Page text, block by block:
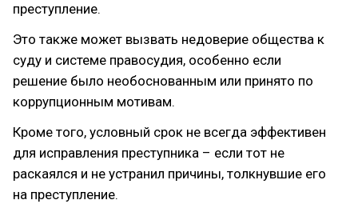
преступление.
Это также может вызвать недоверие общества к
суду и системе правосудия, особенно если
решение было необоснованным или принято по
коррупционным мотивам.
Кроме того, условный срок не всегда эффективен
для исправления преступника – если тот не
раскаялся и не устранил причины, толкнувшие его
на преступление.